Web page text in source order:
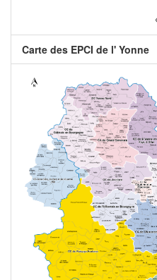
Carte des EPCI de l' Yonne